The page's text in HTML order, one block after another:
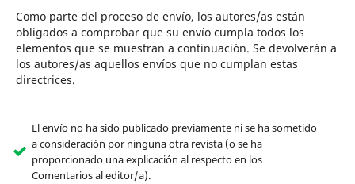
Como parte del proceso de envío, los autores/as están
obligados a comprobar que su envío cumpla todos los
elementos que se muestran a continuación. Se devolverán a
los autores/as aquellos envíos que no cumplan estas
directrices.
El envío no ha sido publicado previamente ni se ha sometido
a consideración por ninguna otra revista (o se ha
proporcionado una explicación al respecto en los
Comentarios al editor/a).